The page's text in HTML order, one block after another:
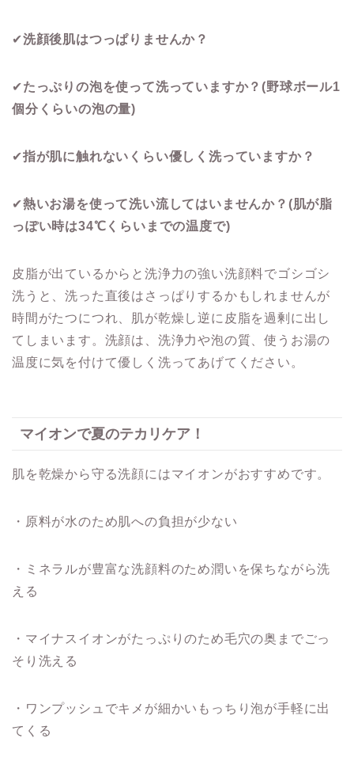
✔洗顔後肌はつっぱりませんか？
✔たっぷりの泡を使って洗っていますか？(野球ボール1
個分くらいの泡の量)
✔指が肌に触れないくらい優しく洗っていますか？
✔熱いお湯を使って洗い流してはいませんか？ (肌が脂
っぽい時は34℃ くらいまでの温度で)
皮脂が出ているからと洗浄力の強い洗顔料でゴシゴシ
洗うと、洗った直後はさっぱりするかもしれませんが
時間がたつにつれ、肌が乾燥し逆に皮脂を過剰に出し
てしまいます。洗顔は、洗浄力や泡の質、使うお湯の
温度に気を付けて優しく洗ってあげてください。
マイオンで夏のテカリケア！
肌を乾燥から守る洗顔にはマイオンがおすすめです。
・原料が水のため肌への負担が少ない
・ミネラルが豊富な洗顔料のため潤いを保ちながら洗
える
・マイナスイオンがたっぷりのため毛穴の奥までごっ
そり洗える
・ワンプッシュでキメが細かいもっちり泡が手軽に出
てくる